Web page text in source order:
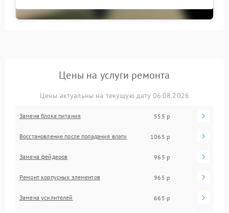
Цены на услуги ремонта
Цены актуальны на текущую дату 06.08.2026
Замена блока питания 555 р
Восстановление после попадания влаги 1065 р
Замена фейдеров 965 р
Ремонт корпусных элементов 965 р
Замена усилителей 665 р